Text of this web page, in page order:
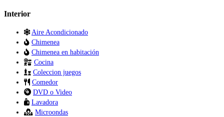
Interior
Aire Acondicionado
Chimenea
Chimenea en habitación
Cocina
Coleccion juegos
Comedor
DVD o Video
Lavadora
Microondas